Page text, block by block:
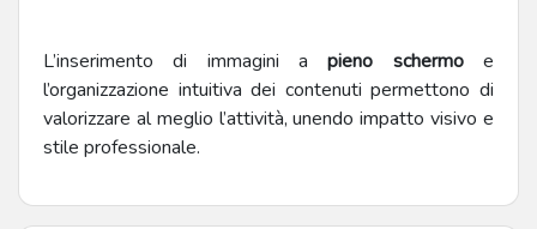
L’inserimento di immagini apieno schermoe
l’organizzazione intuitiva dei contenuti permettono di
valorizzare al meglio l’attività, unendo impatto visivo e
stile professionale.